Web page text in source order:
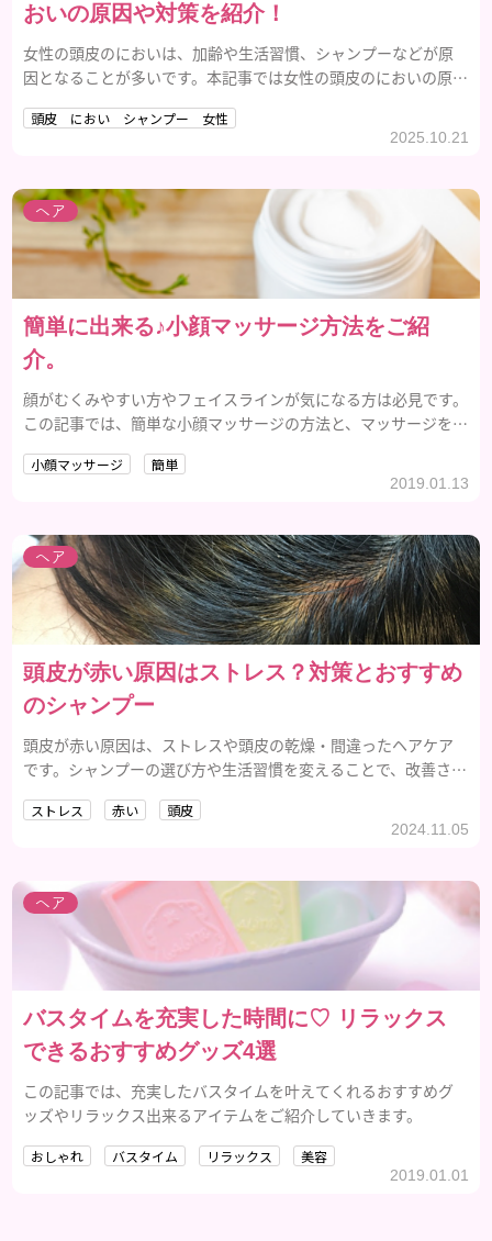
おいの原因や対策を紹介！
女性の頭皮のにおいは、加齢や生活習慣、シャンプーなどが原
因となることが多いです。本記事では女性の頭皮のにおいの原因
頭皮 におい シャンプー 女性
2025.10.21
ヘア
簡単に出来る♪小顔マッサージ方法をご紹
介。
顔がむくみやすい方やフェイスラインが気になる方は必見です。
この記事では、簡単な小顔マッサージの方法と、マッサージをす
小顔マッサージ 簡単
2019.01.13
ヘア
頭皮が赤い原因はストレス？対策とおすすめ
のシャンプー
頭皮が赤い原因は、ストレスや頭皮の乾燥・間違ったヘアケア
です。シャンプーの選び方や生活習慣を変えることで、改善され
ストレス 赤い 頭皮
2024.11.05
ヘア
バスタイムを充実した時間に♡ リラックス
できるおすすめグッズ4選
この記事では、充実したバスタイムを叶えてくれるおすすめグ
ッズやリラックス出来るアイテムをご紹介していきます。
おしゃれ バスタイム リラックス 美容
2019.01.01